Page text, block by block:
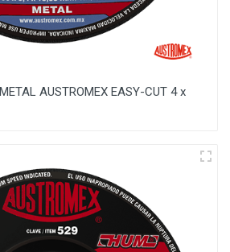
AUSTROMEX EASY-CUT 4 x